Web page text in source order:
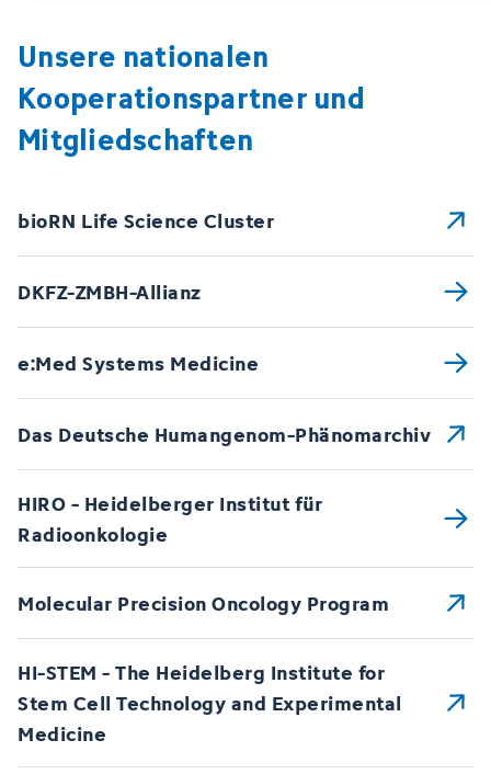
Unsere nationalen
Kooperationspartner und
Mitgliedschaften
bioRN Life Science Cluster
DKFZ-ZMBH-Allianz
e:Med Systems Medicine
Das Deutsche Humangenom-Phänomarchiv
HIRO - Heidelberger Institut für
Radioonkologie
Molecular Precision Oncology Program
HI-STEM - The Heidelberg Institute for
Stem Cell Technology and Experimental
Medicine